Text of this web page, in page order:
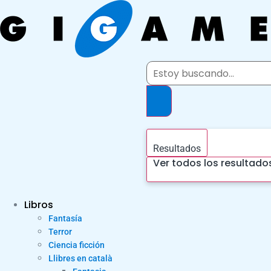
al
contenido
Search
Resultados
Ver todos los
Libros
Fantasía
Terror
Ciencia ficción
Llibres en català